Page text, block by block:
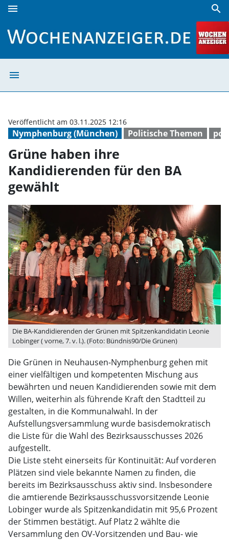
menu search
menu
Nymphenburg (München) Politische Themen
Veröffentlicht am 03.11.2025 12:16
Grüne haben ihre
Kandidierenden für den BA
gewählt
Die BA-Kandidierenden der Grünen mit Spitzenkandidatin Leonie
Lobinger ( vorne, 7. v. l.). (Foto: Bündnis90/Die Grünen)
Die Grünen in Neuhausen-Nymphenburg gehen mit
einer vielfältigen und kompetenten Mischung aus
bewährten und neuen Kandidierenden sowie mit dem
Willen, weiterhin als führende Kraft den Stadtteil zu
gestalten, in die Kommunalwahl. In der
Aufstellungsversammlung wurde basisdemokratisch
die Liste für die Wahl des Bezirksausschusses 2026
aufgestellt.
Die Liste steht einerseits für Kontinuität: Auf vorderen
Plätzen sind viele bekannte Namen zu finden, die
bereits im Bezirksausschuss aktiv sind. Insbesondere
die amtierende Bezirksausschussvorsitzende Leonie
Lobinger wurde als Spitzenkandidatin mit 95,6 Prozent
der Stimmen bestätigt. Auf Platz 2 wählte die
Versammlung den OV-Vorsitzenden und Bau- wie